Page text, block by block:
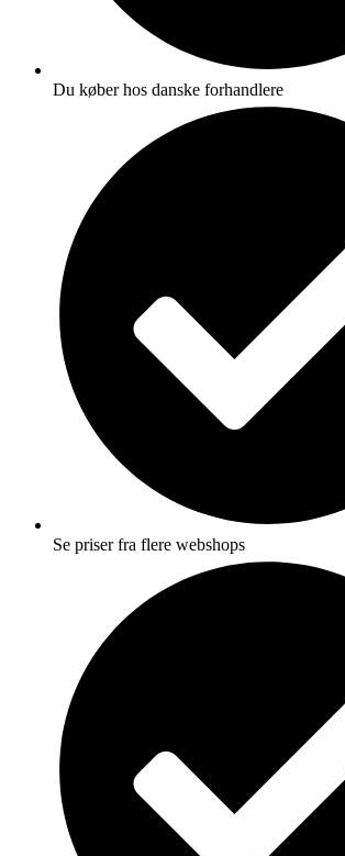
Du køber hos danske forhandlere
Se priser fra flere webshops